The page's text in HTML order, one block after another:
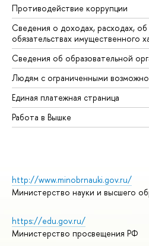
Противодействие коррупции
Сведения о доходах, расходах,
обязательствах имущественного
Сведения об образовательной
Людям с ограниченными
Единая платежная страница
Работа в Вышке
http://www.minobrnauki.gov.ru/
Министерство науки и высшего
https://edu.gov.ru/
Министерство просвещения РФ